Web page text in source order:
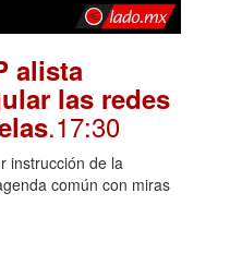
alista
las redes
.17:30
instrucción de la
común con miras